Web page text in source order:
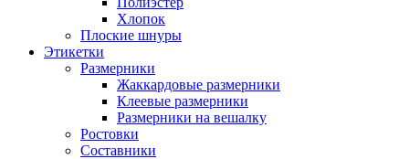
Хлопок
Плоские шнуры
Этикетки
Размерники
Жаккардовые размерники
Клеевые размерники
Размерники на вешалку
Ростовки
Составники